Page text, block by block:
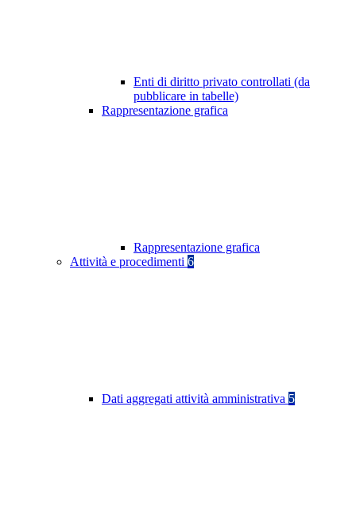
Enti di diritto privato controllati (da
pubblicare in tabelle)
Rappresentazione grafica
Rappresentazione grafica
Attività e procedimenti 6
Dati aggregati attività amministrativa 5